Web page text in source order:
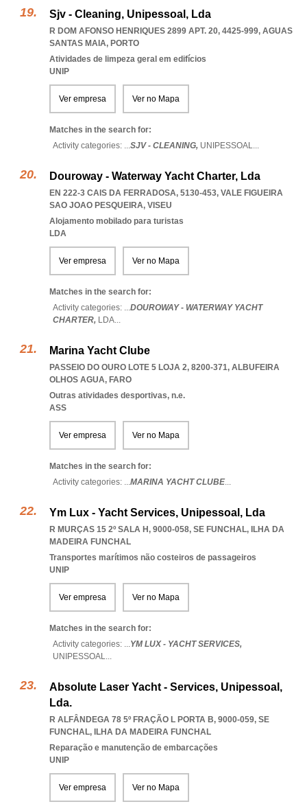
Sjv - Cleaning, Unipessoal, Lda
R DOM AFONSO HENRIQUES 2899 APT. 20, 4425-999, AGUAS
SANTAS MAIA, PORTO
Atividades de limpeza geral em edifícios
UNIP
Ver empresa Ver no Mapa
Matches in the search for:
Activity categories: ...SJV - CLEANING, UNIPESSOAL...
Douroway - Waterway Yacht Charter, Lda
EN 222-3 CAIS DA FERRADOSA, 5130-453, VALE FIGUEIRA
SAO JOAO PESQUEIRA, VISEU
Alojamento mobilado para turistas
LDA
Ver empresa Ver no Mapa
Matches in the search for:
Activity categories: ...DOUROWAY - WATERWAY YACHT
CHARTER, LDA...
Marina Yacht Clube
PASSEIO DO OURO LOTE 5 LOJA 2, 8200-371, ALBUFEIRA
OLHOS AGUA, FARO
Outras atividades desportivas, n.e.
ASS
Ver empresa Ver no Mapa
Matches in the search for:
Activity categories: ...MARINA YACHT CLUBE...
Ym Lux - Yacht Services, Unipessoal, Lda
R MURÇAS 15 2º SALA H, 9000-058, SE FUNCHAL, ILHA DA
MADEIRA FUNCHAL
Transportes marítimos não costeiros de passageiros
UNIP
Ver empresa Ver no Mapa
Matches in the search for:
Activity categories: ...YM LUX - YACHT SERVICES,
UNIPESSOAL...
Absolute Laser Yacht - Services, Unipessoal,
Lda.
R ALFÂNDEGA 78 5º FRAÇÃO L PORTA B, 9000-059, SE
FUNCHAL, ILHA DA MADEIRA FUNCHAL
Reparação e manutenção de embarcações
UNIP
Ver empresa Ver no Mapa